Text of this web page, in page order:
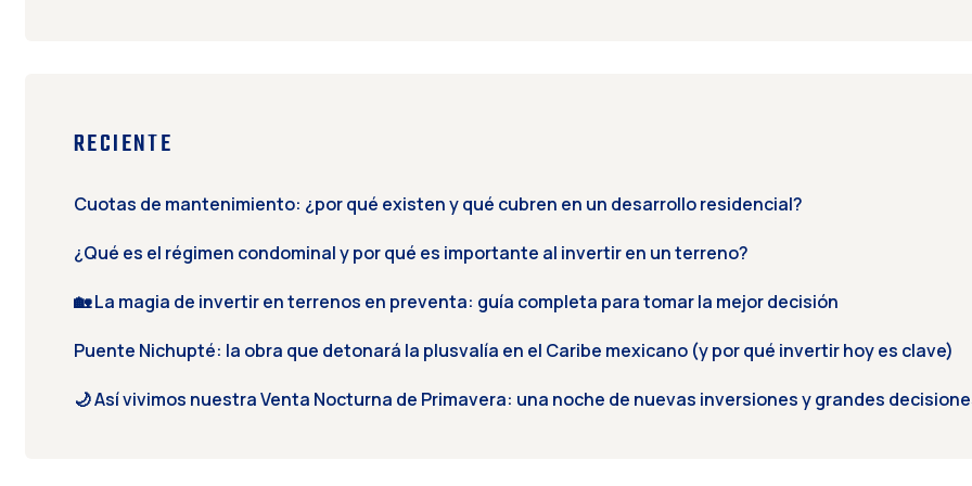
RECIENTE
Cuotas de mantenimiento: ¿por qué existen y qué cubren en un desarrollo residencial?
¿Qué es el régimen condominal y por qué es importante al invertir en un terreno?
🏡 La magia de invertir en terrenos en preventa: guía completa para tomar la mejor decisión
Puente Nichupté: la obra que detonará la plusvalía en el Caribe mexicano (y por qué invertir hoy es clave)
🌙 Así vivimos nuestra Venta Nocturna de Primavera: una noche de nuevas inversiones y grandes